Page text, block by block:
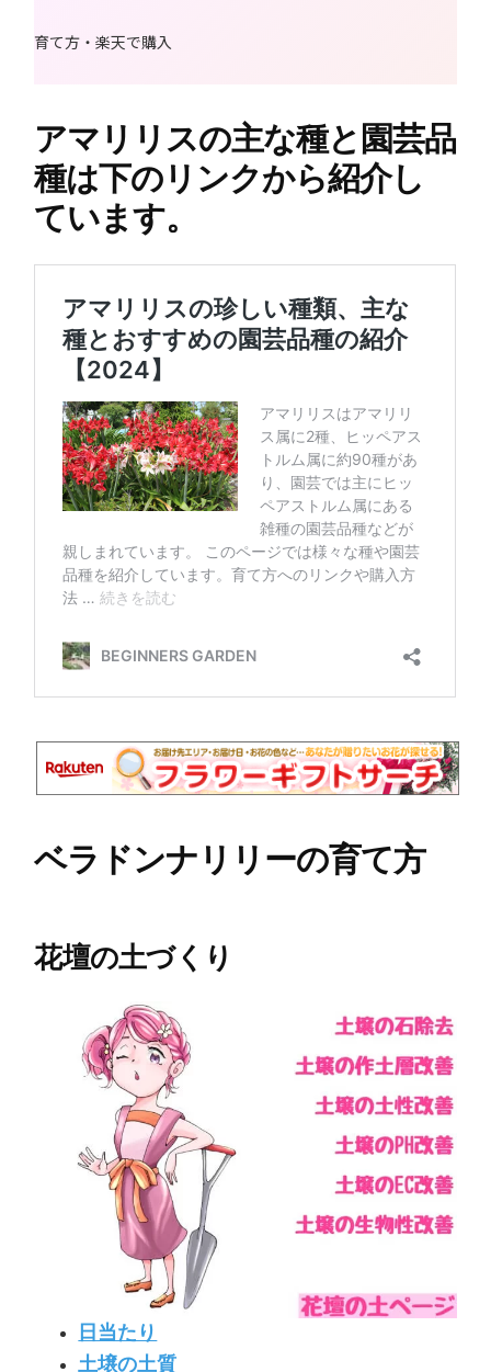
育て方・楽天で購入
アマリリスの主な種と園芸品
種は下のリンクから紹介し
ています。
ベラドンナリリーの育て方
花壇の土づくり
日当たり
土壌の土質